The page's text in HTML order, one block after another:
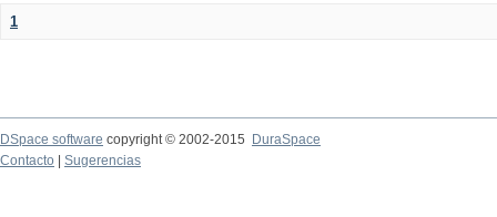
1
DSpace software copyright © 2002-2015
DuraSpace
Contacto
Sugerencias